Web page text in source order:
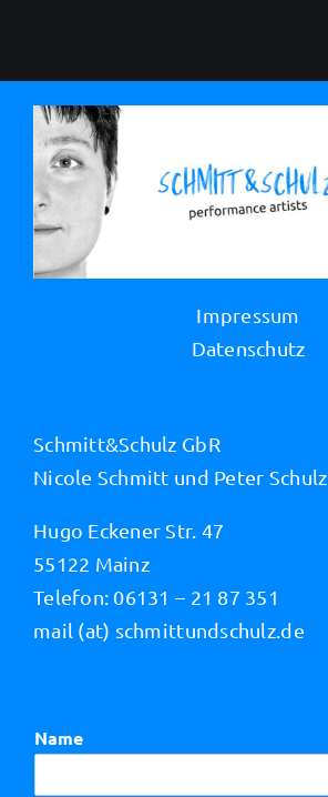
Impressum
Datenschutz
Schmitt&Schulz GbR
Nicole Schmitt und Peter Schulz
Hugo Eckener Str. 47
55122 Mainz
Telefon: 06131 – 21 87 351
mail (at) schmittundschulz.de
Name